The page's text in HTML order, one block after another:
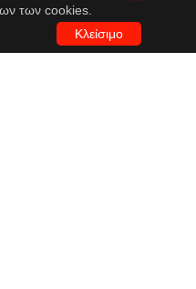
των cookies.
Κλείσιμο